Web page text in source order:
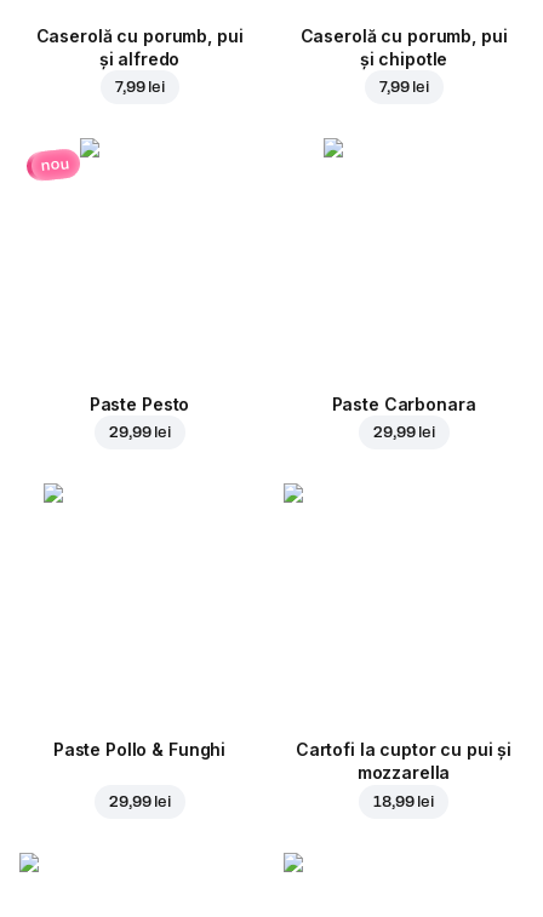
Caserolă cu porumb, pui
și alfredo
7,99 lei
Caserolă cu porumb, pui
și chipotle
7,99 lei
nou
Paste Pesto
29,99 lei
Paste Carbonara
29,99 lei
Paste Pollo & Funghi
29,99 lei
Cartofi la cuptor cu pui și
mozzarella
18,99 lei